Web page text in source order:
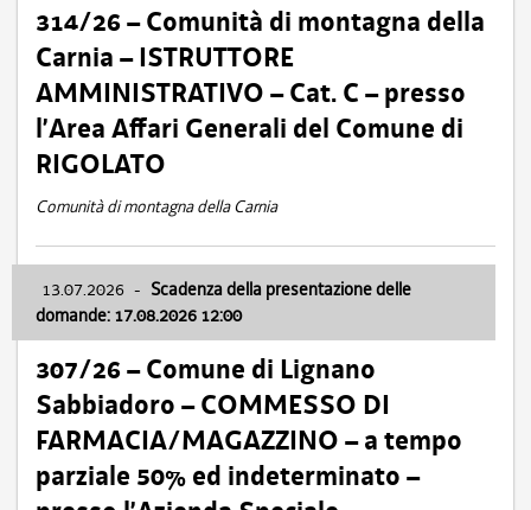
314/26 – Comunità di montagna della
Carnia – ISTRUTTORE
AMMINISTRATIVO – Cat. C – presso
l’Area Affari Generali del Comune di
RIGOLATO
Comunità di montagna della Carnia
13.07.2026 - Scadenza della presentazione delle
domande: 17.08.2026 12:00
307/26 – Comune di Lignano
Sabbiadoro – COMMESSO DI
FARMACIA/MAGAZZINO – a tempo
parziale 50% ed indeterminato –